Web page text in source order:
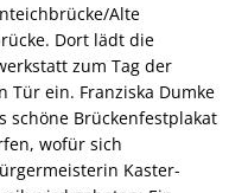
Alte
Dort lädt die
zum Tag der
Tür ein. Franziska Dumke
schöne Brückenfestplakat
wofür sich
Kaster-